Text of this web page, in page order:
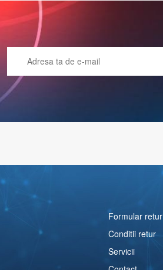
Formular retur
Conditii retur
Servicii